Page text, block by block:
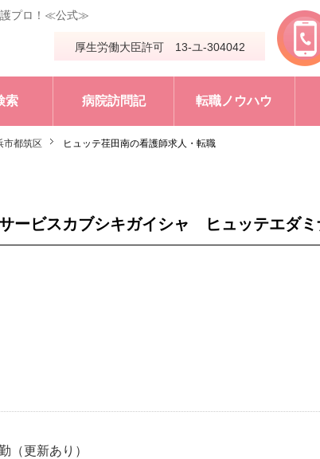
護プロ！≪公式≫
厚生労働大臣許可 13-ユ-304042
索 病院訪問記 転職ノウハウ
市都筑区 ヒュッテ荏田南の看護師求人・転職
ービスカブシキガイシャ ヒュッテエダ
（更新あり）